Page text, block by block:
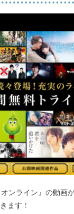
ンライン』の動画
ます！